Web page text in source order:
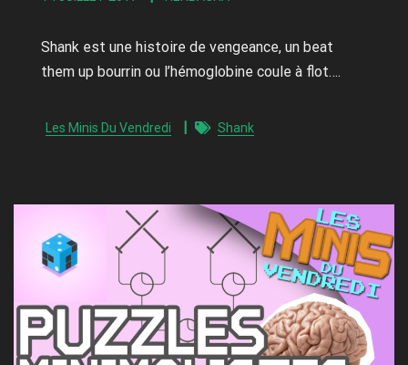
Shank est une histoire de vengeance, un beat
them up bourrin ou l’hémoglobine coule à flot….
Les Minis Du Vendredi Shank